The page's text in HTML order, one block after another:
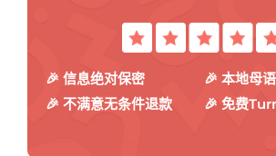
🎉 信息绝对保密
🎉 本地母
🎉 不满意无条件退款
🎉 免费